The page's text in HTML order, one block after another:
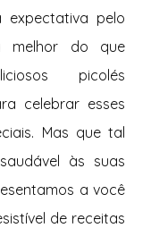
pelo
melhor do que
picolés
celebrar esses
Mas que tal
às suas
a você
de receitas